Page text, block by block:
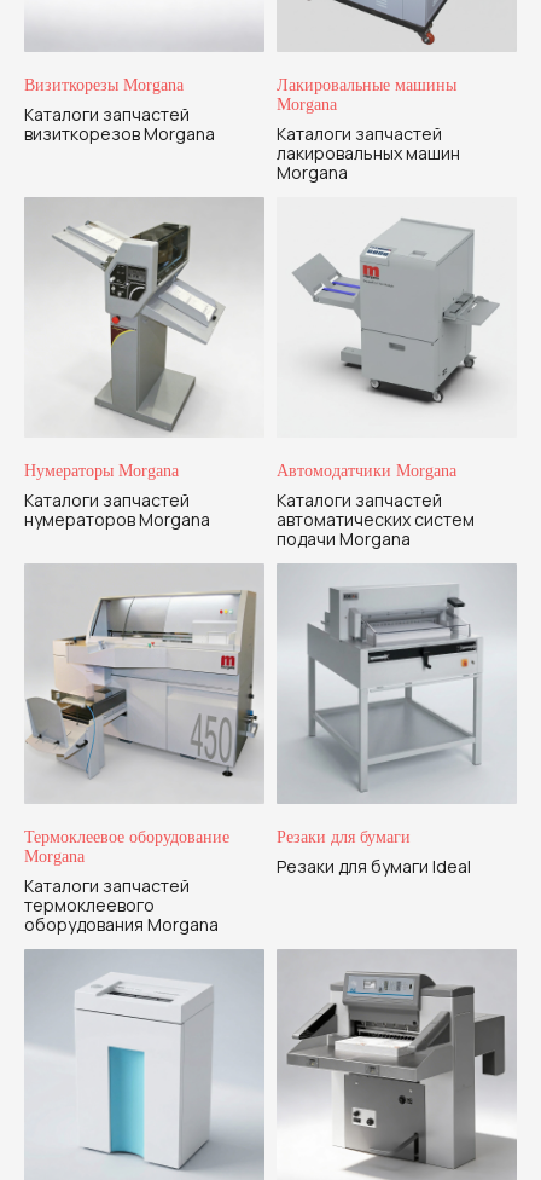
Визиткорезы Morgana
Каталоги запчастей
визиткорезов Morgana
Лакировальные машины
Morgana
Каталоги запчастей
лакировальных машин
Morgana
Нумераторы Morgana
Каталоги запчастей
нумераторов Morgana
Автомодатчики Morgana
Каталоги запчастей
автоматических систем
подачи Morgana
Термоклеевое оборудование
Morgana
Каталоги запчастей
термоклеевого
оборудования Morgana
Резаки для бумаги
Резаки для бумаги Ideal